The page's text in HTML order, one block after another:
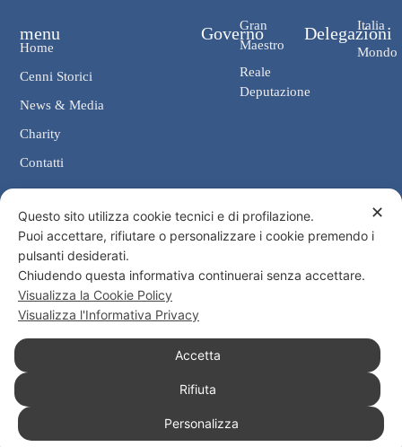
Governo
Gran
Maestro
Reale
Deputazione
Delegazioni
Italia
Mondo
menu
Home
Cenni Storici
News & Media
Charity
Contatti
Contatti
Cancelleria: Via Giosuè Carducci, 4 00187 Roma
eMail: cancelleria@ordine-costantiniano.it
Tel. +39 06 47.41.190 +39 06 48.19.401
Social
Informativa Privacy
Consenso
✕
Questo sito utilizza cookie tecnici e di profilazione.
Puoi accettare, rifiutare o personalizzare i cookie premendo i
pulsanti desiderati.
Chiudendo questa informativa continuerai senza accettare.
Visualizza la Cookie Policy
Visualizza l'Informativa Privacy
Accetta
Rifiuta
Personalizza